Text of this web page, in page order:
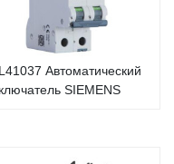
Автоматический
SIEMENS